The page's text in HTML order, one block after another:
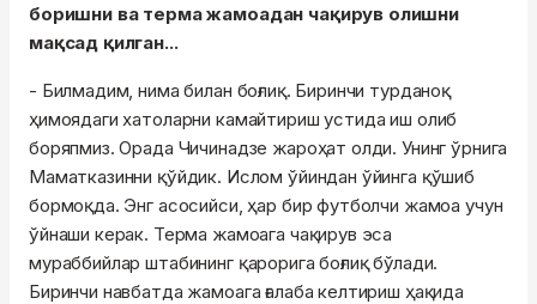
боришни ва терма жамоадан чақирув олишни
мақсад қилган...
- Билмадим, нима билан боғлиқ. Биринчи турданоқ
ҳимоядаги хатоларни камайтириш устида иш олиб
боряпмиз. Орада Чичинадзе жароҳат олди. Унинг ўрнига
Маматказинни қўйдик. Ислом ўйиндан ўйинга қўшиб
бормоқда. Энг асосийси, ҳар бир футболчи жамоа учун
ўйнаши керак. Терма жамоага чақирув эса
мураббийлар штабининг қарорига боғлиқ бўлади.
Биринчи навбатда жамоага ғалаба келтириш ҳақида